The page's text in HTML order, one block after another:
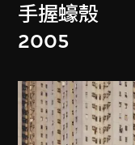
手握蠔殼
2005